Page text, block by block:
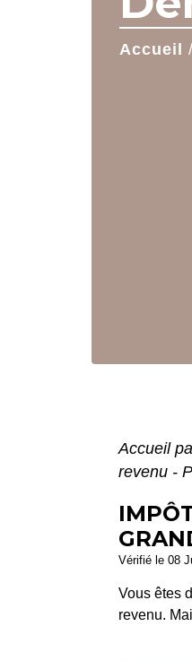
Accueil /
Accueil
revenu -
Vérifié le 08
Vous êtes
revenu.